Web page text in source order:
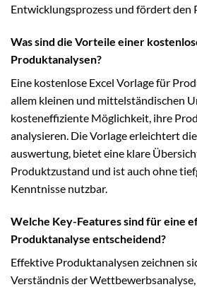
Entwicklungsprozess und fördert den
Was sind die Vorteile einer
Produktanalysen?
Eine kostenlose Excel Vorlage für
allem kleinen und mittelständischen
kosteneffiziente Möglichkeit, ihre
analysieren. Die Vorlage erleichtert
auswertung, bietet eine klare
Produktzustand und ist auch ohne
Kenntnisse nutzbar.
Welche Key-Features sind für eine
Produktanalyse entscheidend?
Effektive Produktanalysen zeichnen
Verständnis der